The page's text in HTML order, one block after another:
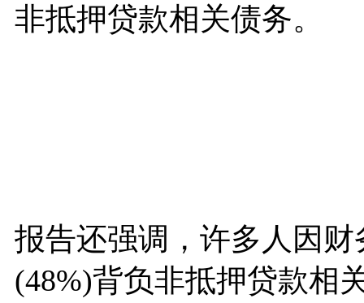
非抵押贷款相关债务。
报告还强调，许多人因
(48%)背负非抵押贷款相